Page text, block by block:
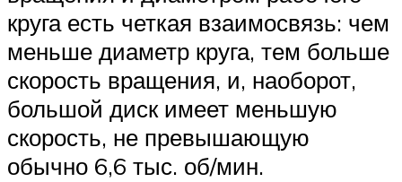
круга есть четкая взаимосвязь: чем
меньше диаметр круга, тем больше
скорость вращения, и, наоборот,
большой диск имеет меньшую
скорость, не превышающую
обычно 6,6 тыс. об/мин.